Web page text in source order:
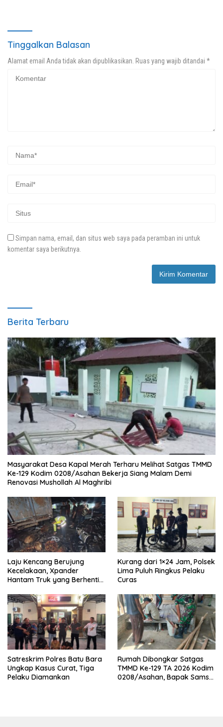
Tinggalkan Balasan
Alamat email Anda tidak akan dipublikasikan. Ruas yang wajib ditandai *
Simpan nama, email, dan situs web saya pada peramban ini untuk
komentar saya berikutnya.
Berita Terbaru
Masyarakat Desa Kapal Merah Terharu Melihat Satgas TMMD
Ke-129 Kodim 0208/Asahan Bekerja Siang Malam Demi
Renovasi Mushollah Al Maghribi
Laju Kencang Berujung
Kecelakaan, Xpander
Hantam Truk yang Berhenti
Kurang dari 1×24 Jam, Polsek
Lima Puluh Ringkus Pelaku
Curas
Satreskrim Polres Batu Bara
Ungkap Kasus Curat, Tiga
Pelaku Diamankan
Rumah Dibongkar Satgas
TMMD Ke-129 TA 2026 Kodim
0208/Asahan, Bapak Samsul